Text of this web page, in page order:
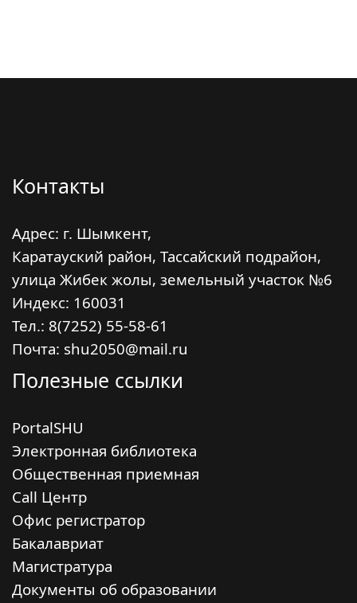
Контакты
Адрес: г. Шымкент,
Каратауский район, Тассайский подрайон,
улица Жибек жолы, земельный участок №6
Индекс: 160031
Тел.: 8(7252) 55-58-61
Почта: shu2050@mail.ru
Полезные ссылки
PortalSHU
Электронная библиотека
Общественная приемная
Call Центр
Офис регистратор
Бакалавриат
Магистратура
Документы об образовании